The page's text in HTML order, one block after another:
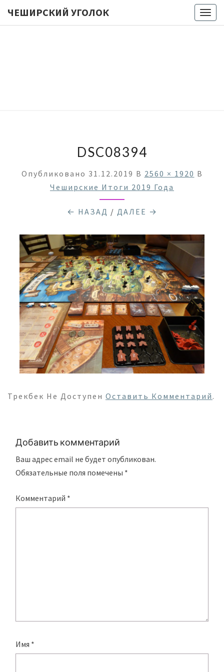
ЧЕШИРСКИЙ УГОЛОК
DSC08394
Опубликовано 31.12.2019 В 2560 × 1920 В
Чеширские Итоги 2019 Года
← НАЗАД / ДАЛЕЕ →
Трекбек Не Доступен Оставить Комментарий .
Добавить комментарий
Ваш адрес email не будет опубликован.
Обязательные поля помечены *
Комментарий *
Имя *